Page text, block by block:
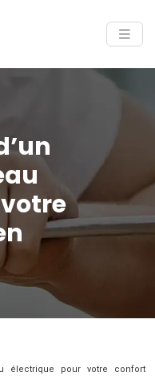
électrique pour votre confort